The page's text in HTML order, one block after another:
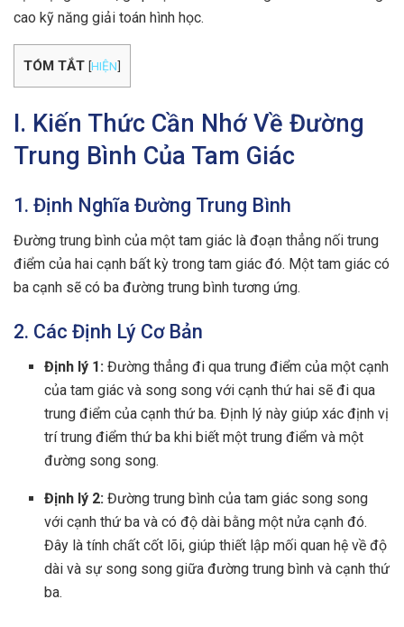
cao kỹ năng giải toán hình học.
TÓM TẮT [HIỆN]
I. Kiến Thức Cần Nhớ Về Đường
Trung Bình Của Tam Giác
1. Định Nghĩa Đường Trung Bình
Đường trung bình của một tam giác là đoạn thẳng nối trung
điểm của hai cạnh bất kỳ trong tam giác đó. Một tam giác có
ba cạnh sẽ có ba đường trung bình tương ứng.
2. Các Định Lý Cơ Bản
Định lý 1: Đường thẳng đi qua trung điểm của một cạnh
của tam giác và song song với cạnh thứ hai sẽ đi qua
trung điểm của cạnh thứ ba. Định lý này giúp xác định vị
trí trung điểm thứ ba khi biết một trung điểm và một
đường song song.
Định lý 2: Đường trung bình của tam giác song song
với cạnh thứ ba và có độ dài bằng một nửa cạnh đó.
Đây là tính chất cốt lõi, giúp thiết lập mối quan hệ về độ
dài và sự song song giữa đường trung bình và cạnh thứ
ba.